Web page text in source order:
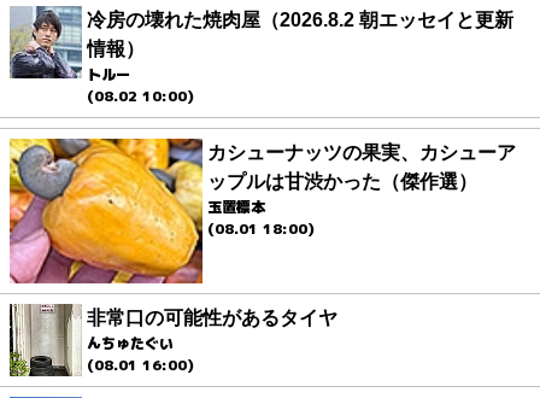
冷房の壊れた焼肉屋（2026.8.2 朝エッセイと更新
情報）
トルー
(08.02 10:00)
カシューナッツの果実、カシューア
ップルは甘渋かった（傑作選）
玉置標本
(08.01 18:00)
非常口の可能性があるタイヤ
んちゅたぐい
(08.01 16:00)